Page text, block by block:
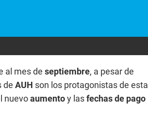
al mes de septiembre, a pesar de
de AUH son los protagonistas de esta
nuevoaumentoy lasfechas de pago